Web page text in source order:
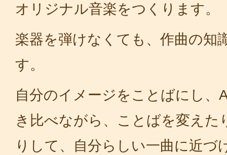
オリジナル音楽をつくります。
楽器を弾けなくても、作曲の知
す。
自分のイメージをことばにし、
き比べながら、ことばを変えた
りして、自分らしい一曲に近づ